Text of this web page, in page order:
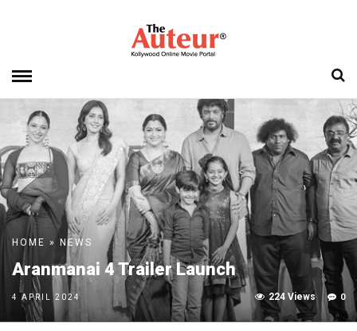
HOME » NEWS
Aranmanai 4 Trailer Launch
4 APRIL 2024 0
224 Views